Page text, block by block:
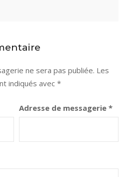
ne sera pas publiée. Les
indiqués avec *
Adresse de messagerie *